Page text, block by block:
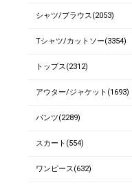
シャツ/ブラウス(2053)
Tシャツ/カットソー(3354)
トップス(2312)
アウター/ジャケット(1693)
パンツ(2289)
スカート(554)
ワンピース(632)